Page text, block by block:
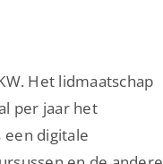
Het lidmaatschap
per jaar het
digitale